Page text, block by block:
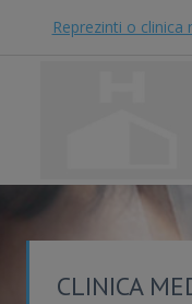
Reprezinti o
CLINICA